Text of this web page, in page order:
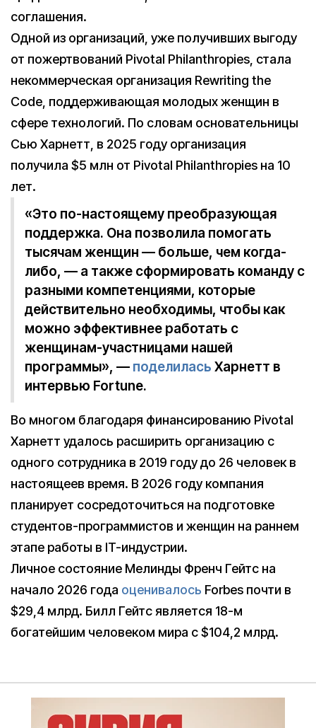
соглашения.
Одной из организаций, уже получивших выгоду
от пожертвований Pivotal Philanthropies, стала
некоммерческая организация Rewriting the
Code, поддерживающая молодых женщин в
сфере технологий. По словам основательницы
Сью Харнетт, в 2025 году организация
получила $5 млн от Pivotal Philanthropies на 10
лет.
«Это по-настоящему преобразующая
поддержка. Она позволила помогать
тысячам женщин — больше, чем когда-
либо, — а также сформировать команду с
разными компетенциями, которые
действительно необходимы, чтобы как
можно эффективнее работать с
женщинам-участницами нашей
программы», — поделилась Харнетт в
интервью Fortune.
Во многом благодаря финансированию Pivotal
Харнетт удалось расширить организацию с
одного сотрудника в 2019 году до 26 человек в
настоящеев время. В 2026 году компания
планирует сосредоточиться на подготовке
студентов-программистов и женщин на раннем
этапе работы в IT-индустрии.
Личное состояние Мелинды Френч Гейтс на
начало 2026 года оценивалось Forbes почти в
$29,4 млрд. Билл Гейтс является 18-м
богатейшим человеком мира с $104,2 млрд.